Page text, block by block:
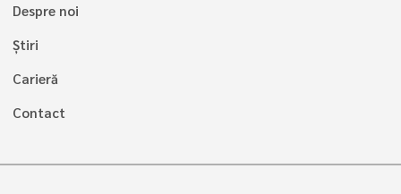
Despre noi
Știri
Carieră
Contact